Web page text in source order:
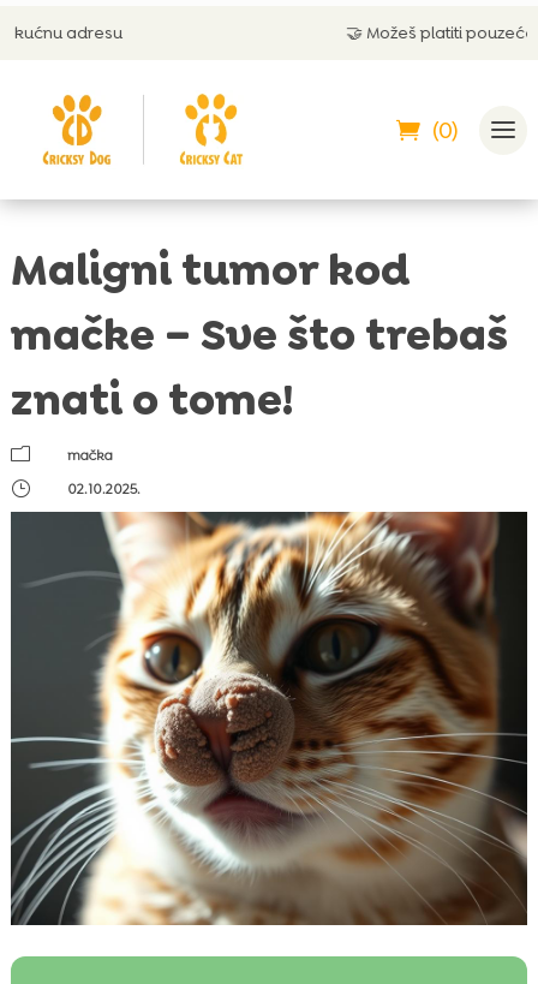
🤝 Možeš platiti pouzećem
(0)
Maligni tumor kod
mačke – Sve što trebaš
znati o tome!
m
mačka
}
02.10.2025.